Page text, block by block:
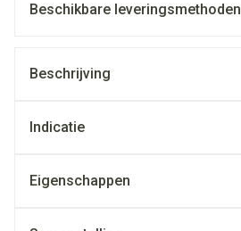
Beschikbare leveringsmethoden
Beschrijving
Indicatie
Eigenschappen